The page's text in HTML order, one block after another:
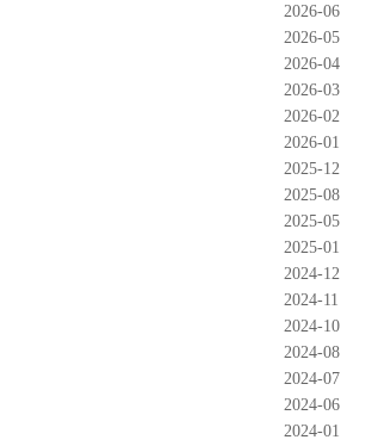
2026-06
2026-05
2026-04
2026-03
2026-02
2026-01
2025-12
2025-08
2025-05
2025-01
2024-12
2024-11
2024-10
2024-08
2024-07
2024-06
2024-01